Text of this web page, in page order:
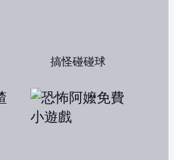
搞怪碰碰球